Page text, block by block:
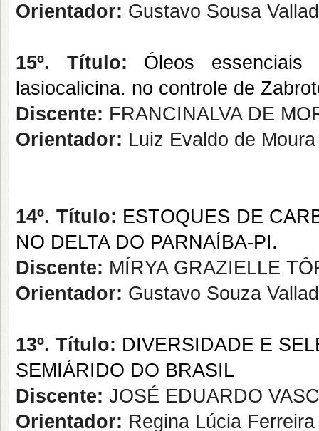
Orientador: Gustavo Sousa
15º. Título: Óleos
lasiocalicina. no controle de
Discente: FRANCINALVA DE
Orientador: Luiz Evaldo de
14º. Título: ESTOQUES DE
NO DELTA DO PARNAÍBA-PI.
Discente: MÍRYA GRAZIELLE
Orientador: Gustavo Souza
13º. Título: DIVERSIDADE E
SEMIÁRIDO DO BRASIL
Discente: JOSÉ EDUARDO
Orientador: Regina Lúcia